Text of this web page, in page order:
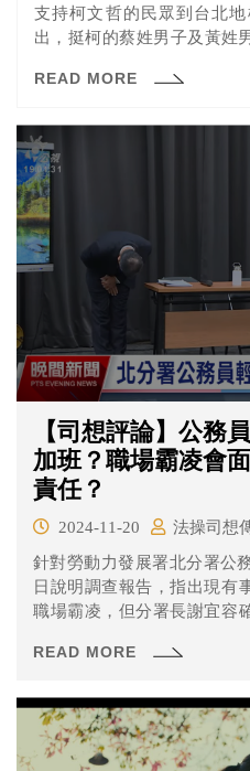
支持柯文哲的民眾到台北
出，挺柯的蔡姓男子及黃姓
幹X娘」，並搶走劉男直播器
則於偵查中身亡，同樣不起訴
READ MORE
【司想評論】公務
加班？職場霸凌會
責任？
2024-11-20
法操司想
針對勞動力發展署北分署公
日說明調查報告，指出現有
職場霸凌，但分署長謝宜容
容情緒控管不當，涉職場霸
處理。
READ MORE